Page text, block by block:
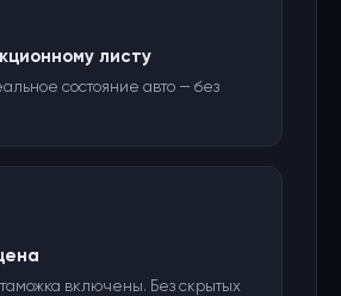
листу
состояние авто — без
включены. Без скрытых